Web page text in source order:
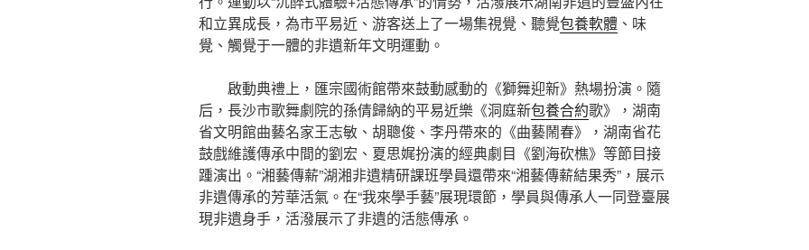
和立異成長，為市平易近、游客送上了一場集視覺、聽覺包養軟體 、味
覺、觸覺于一體的非遺新年文明運動。
啟動典禮上，匯宗國術館帶來鼓動感動的《獅舞迎新》熱場扮演。隨
后，長沙市歌舞劇院的孫倩歸納的平易近樂《洞庭新包養合約歌》，湖南
省文明館曲藝名家王志敏、胡聰俊、李丹帶來的《曲藝鬧春》，湖南省花
鼓戲維護傳承中間的劉宏、夏思娓扮演的經典劇目《劉海砍樵》等節目接
踵演出。“湘藝傳薪”湖湘非遺精研課班學員還帶來“湘藝傳薪結果秀”，展示
非遺傳承的芳華活氣。在“我來學手藝”展現環節，學員與傳承人一同登臺展
現非遺身手，活潑展示了非遺的活態傳承。